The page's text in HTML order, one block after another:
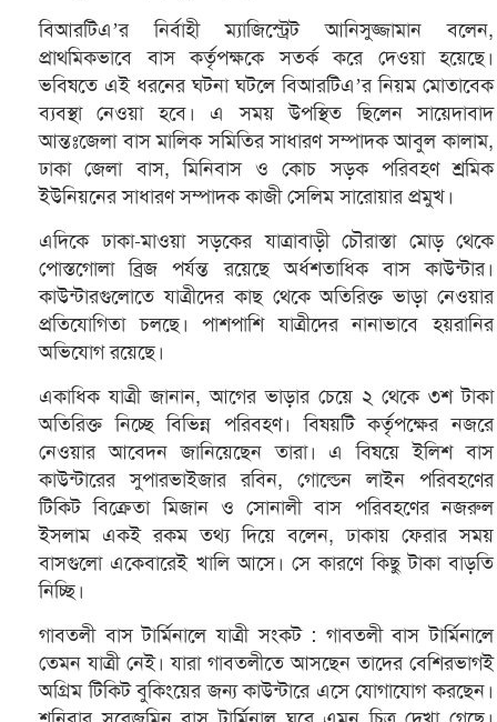
বিআরটিএ’র নির্বাহী ম্যাজিস্ট্রেট আনিসুজ্জামান বলেন,
প্রাথমিকভাবে বাস কর্তৃপক্ষকে সতর্ক করে দেওয়া হয়েছে।
ভবিষতে এই ধরনের ঘটনা ঘটলে বিআরটিএ’র নিয়ম মোতাবেক
ব্যবস্থা নেওয়া হবে। এ সময় উপস্থিত ছিলেন সায়েদাবাদ
আন্তঃজেলা বাস মালিক সমিতির সাধারণ সম্পাদক আবুল কালাম,
ঢাকা জেলা বাস, মিনিবাস ও কোচ সড়ক পরিবহণ শ্রমিক
ইউনিয়নের সাধারণ সম্পাদক কাজী সেলিম সারোয়ার প্রমুখ।
এদিকে ঢাকা-মাওয়া সড়কের যাত্রাবাড়ী চৌরাস্তা মোড় থেকে
পোস্তগোলা ব্রিজ পর্যন্ত রয়েছে অর্ধশতাধিক বাস কাউন্টার।
কাউন্টারগুলোতে যাত্রীদের কাছ থেকে অতিরিক্ত ভাড়া নেওয়ার
প্রতিযোগিতা চলছে। পাশপাশি যাত্রীদের নানাভাবে হয়রানির
অভিযোগ রয়েছে।
একাধিক যাত্রী জানান, আগের ভাড়ার চেয়ে ২ থেকে ৩শ টাকা
অতিরিক্ত নিচ্ছে বিভিন্ন পরিবহণ। বিষয়টি কর্তৃপক্ষের নজরে
নেওয়ার আবেদন জানিয়েছেন তারা। এ বিষয়ে ইলিশ বাস
কাউন্টারের সুপারভাইজার রবিন, গোল্ডেন লাইন পরিবহণের
টিকিট বিক্রেতা মিজান ও সোনালী বাস পরিবহণের নজরুল
ইসলাম একই রকম তথ্য দিয়ে বলেন, ঢাকায় ফেরার সময়
বাসগুলো একেবারেই খালি আসে। সে কারণে কিছু টাকা বাড়তি
নিচ্ছি।
গাবতলী বাস টার্মিনালে যাত্রী সংকট : গাবতলী বাস টার্মিনালে
তেমন যাত্রী নেই। যারা গাবতলীতে আসছেন তাদের বেশিরভাগই
অগ্রিম টিকিট বুকিংয়ের জন্য কাউন্টারে এসে যোগাযোগ করছেন।